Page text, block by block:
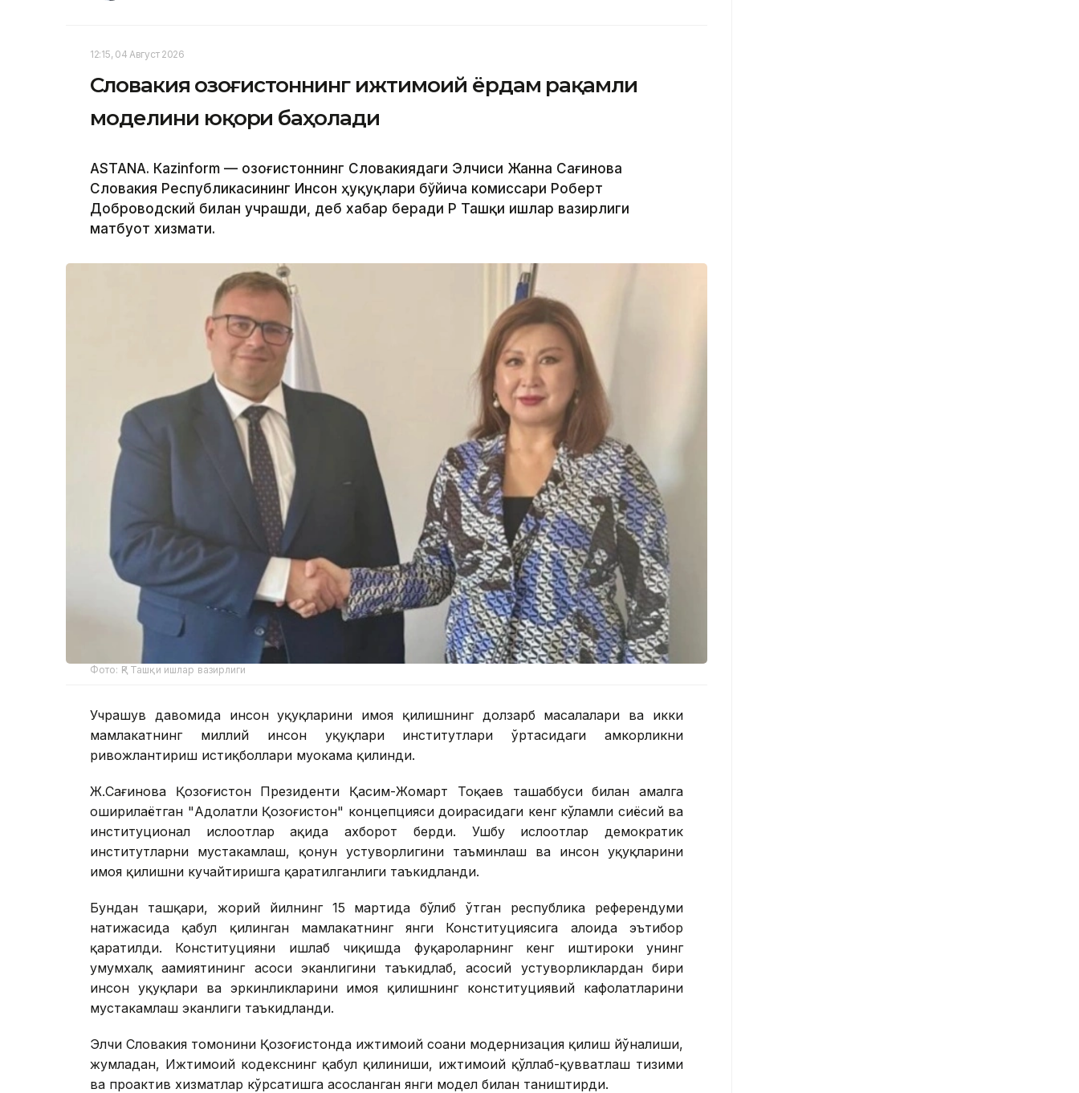
12:15, 04 Август 2026
Словакия Қозоғистоннинг ижтимоий ёрдам рақамли
моделини юқори баҳолади
ASTANА. Кazinform — Қозоғистоннинг Словакиядаги Элчиси Жанна Сағинова
Словакия Республикасининг Инсон ҳуқуқлари бўйича комиссари Роберт
Доброводский билан учрашди, деб хабар беради ҚР Ташқи ишлар вазирлиги
матбуот хизмати.
Фото: ҚР Ташқи ишлар вазирлиги
Учрашув давомида инсон ҳуқуқларини ҳимоя қилишнинг долзарб масалалари ва икки
мамлакатнинг миллий инсон ҳуқуқлари институтлари ўртасидаги ҳамкорликни
ривожлантириш истиқболлари муҳокама қилинди.
Ж.Сағинова Қозоғистон Президенти Қасим-Жомарт Тоқаев ташаббуси билан амалга
оширилаётган "Адолатли Қозоғистон" концепцияси доирасидаги кенг кўламли сиёсий ва
институционал ислоҳотлар ҳақида ахборот берди. Ушбу ислоҳотлар демократик
институтларни мустаҳкамлаш, қонун устуворлигини таъминлаш ва инсон ҳуқуқларини
ҳимоя қилишни кучайтиришга қаратилганлиги таъкидланди.
Бундан ташқари, жорий йилнинг 15 мартида бўлиб ўтган республика референдуми
натижасида қабул қилинган мамлакатнинг янги Конституциясига алоҳида эътибор
қаратилди. Конституцияни ишлаб чиқишда фуқароларнинг кенг иштироки унинг
умумхалқ аҳамиятининг асоси эканлигини таъкидлаб, асосий устуворликлардан бири
инсон ҳуқуқлари ва эркинликларини ҳимоя қилишнинг конституциявий кафолатларини
мустаҳкамлаш эканлиги таъкидланди.
Элчи Словакия томонини Қозоғистонда ижтимоий соҳани модернизация қилиш йўналиши,
жумладан, Ижтимоий кодекснинг қабул қилиниши, ижтимоий қўллаб-қувватлаш тизими
ва проактив хизматлар кўрсатишга асосланган янги модел билан таништирди.